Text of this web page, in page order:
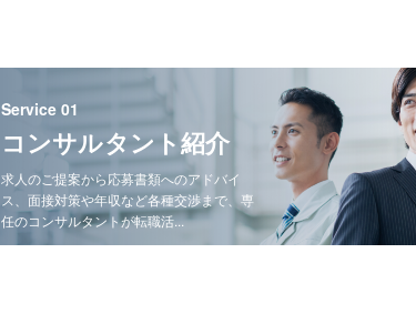
Service 01
コンサルタント紹介
求人のご提案から応募書類へのアドバイ
ス、面接対策や年収など各種交渉まで、専
任のコンサルタントが転職活...